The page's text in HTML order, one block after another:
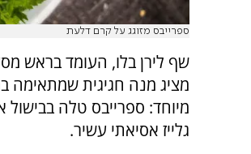
ספרייבס מזוגג על קרם דלעת
שף לירן בלו, העומד בראש
מציג מנה חגיגית שמתאימה
מיוחד: ספרייבס טלה
גלייז אסיאתי עשיר.